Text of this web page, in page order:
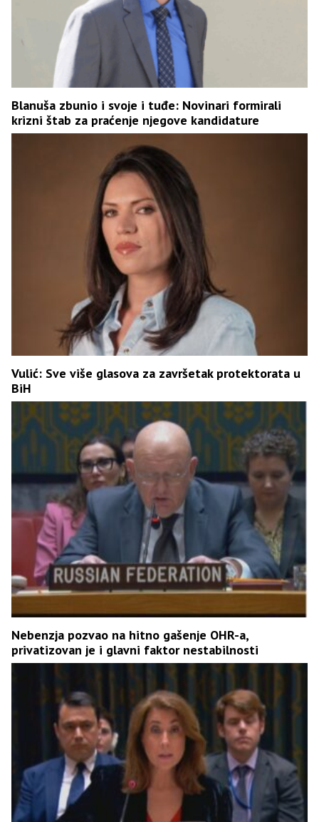
Blanuša zbunio i svoje i tuđe: Novinari formirali
krizni štab za praćenje njegove kandidature
Vulić: Sve više glasova za završetak protektorata u
BiH
Nebenzja pozvao na hitno gašenje OHR-a,
privatizovan je i glavni faktor nestabilnosti